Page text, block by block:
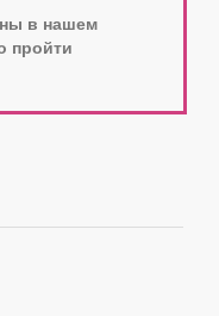
в нашем
пройти